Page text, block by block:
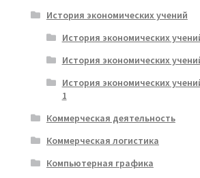
История экономических учений
История экономических
История экономических
История экономических
1
Коммерческая деятельность
Коммерческая логистика
Компьютерная графика